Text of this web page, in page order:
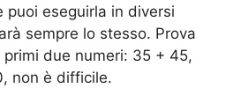
puoi eseguirla in diversi
sempre lo stesso. Prova
due numeri: 35 + 45,
non è difficile.